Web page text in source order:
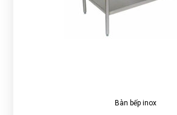
Bàn bếp inox